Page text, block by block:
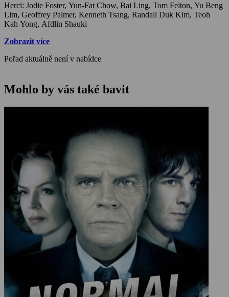
nepochopitelnou, se postupně sbližuje s exotickým světem, stává se
svědkyní a posléze i účastnicí dramatických událostí, jež zabrání
pokusu o převrat a zavraždění krále. Navzdory tomu, že si
zamilovala nejen Siam, ale i jeho charismatického vladaře, Anna
posléze odjíždí, ale zůstává tu po ní vše, co naučila svého žáka,
budoucího krále Siamu.
Herci: Jodie Foster, Yun-Fat Chow, Bai Ling, Tom Felton, Yu Beng
Lim, Geoffrey Palmer, Kenneth Tsang, Randall Duk Kim, Teoh
Kah Yong, Afdlin Shauki
Zobrazit více
Pořad aktuálně není v nabídce
Mohlo by vás také bavit